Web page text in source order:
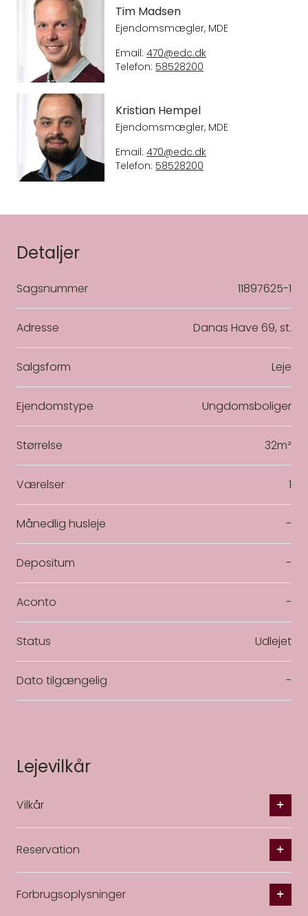
Tim Madsen
Ejendomsmægler, MDE
Email: 470@edc.dk
Telefon: 58528200
Kristian Hempel
Ejendomsmægler, MDE
Email: 470@edc.dk
Telefon: 58528200
Detaljer
Sagsnummer 11897625-1
Adresse Danas Have 69, st.
Salgsform Leje
Ejendomstype Ungdomsboliger
Størrelse 32m²
Værelser 1
Månedlig husleje -
Depositum -
Aconto -
Status Udlejet
Dato tilgængelig -
Lejevilkår
Vilkår
Reservation
Forbrugsoplysninger